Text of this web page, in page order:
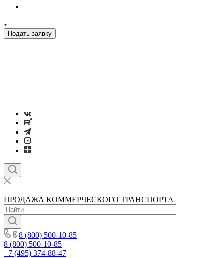
Подать заявку
ПРОДАЖА КОММЕРЧЕСКОГО ТРАНСПОРТА
8 (800) 500-10-85
8 (800) 500-10-85
+7 (495) 374-88-47